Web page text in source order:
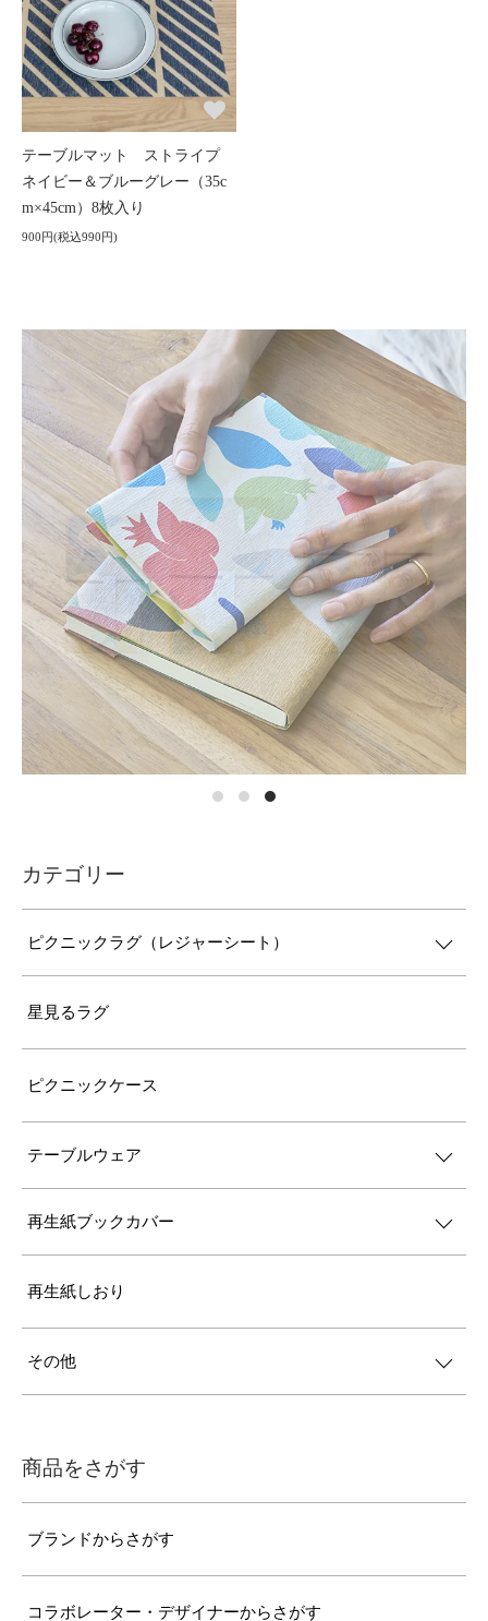
テーブルマット ストライプ
ネイビー＆ブルーグレー（35c
m×45cm）8枚入り
900円(税込990円)
カテゴリー
ピクニックラグ（レジャーシート）
星見るラグ
ピクニックケース
テーブルウェア
再生紙ブックカバー
再生紙しおり
その他
商品をさがす
ブランドからさがす
コラボレーター・デザイナーからさがす